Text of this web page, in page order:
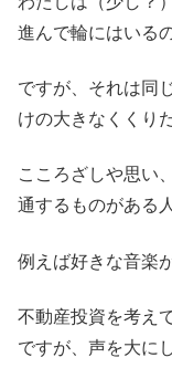
進んで輪にはいる
ですが、それは同
けの大きなくくり
こころざしや思い
通するものがある
例えば好きな音楽
不動産投資を考え
ですが、声を大に